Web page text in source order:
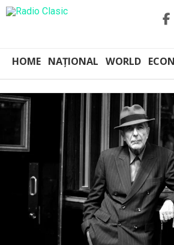
HOME NAȚIONAL WORLD